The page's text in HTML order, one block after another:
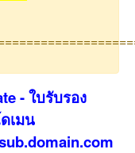
- ใบรับรอง
เมน